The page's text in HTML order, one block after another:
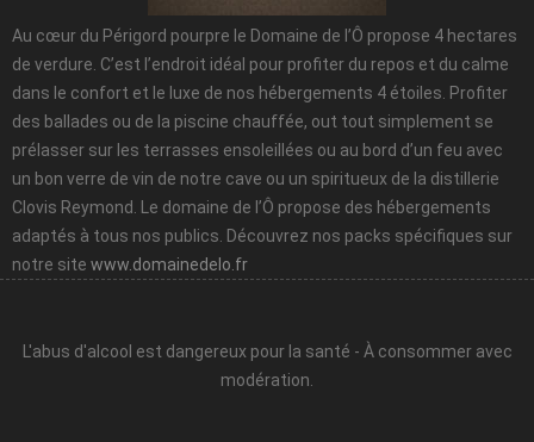
Au cœur du Périgord pourpre le Domaine de l’Ô propose 4 hectares
de verdure. C’est l’endroit idéal pour profiter du repos et du calme
dans le confort et le luxe de nos hébergements 4 étoiles. Profiter
des ballades ou de la piscine chauffée, out tout simplement se
prélasser sur les terrasses ensoleillées ou au bord d’un feu avec
un bon verre de vin de notre cave ou un spiritueux de la distillerie
Clovis Reymond. Le domaine de l’Ô propose des hébergements
adaptés à tous nos publics. Découvrez nos packs spécifiques sur
notre site www.domainedelo.fr
L'abus d'alcool est dangereux pour la santé - À consommer avec
modération.